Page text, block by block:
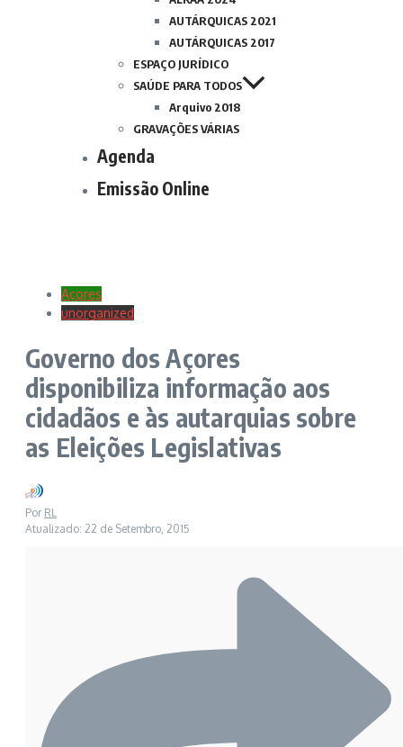
AUTÁRQUICAS 2021
AUTÁRQUICAS 2017
ESPAÇO JURÍDICO
SAÚDE PARA TODOS
Arquivo 2018
GRAVAÇÕES VÁRIAS
Agenda
Emissão Online
Açores
unorganized
Governo dos Açores
disponibiliza informação aos
cidadãos e às autarquias sobre
as Eleições Legislativas
Por RL
Atualizado: 22 de Setembro, 2015